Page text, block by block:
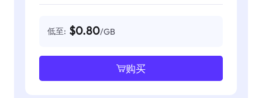
低至: $0.80/GB
购买